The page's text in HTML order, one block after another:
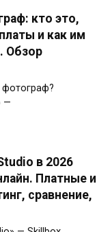
кто это,
и как им
Обзор
—
в 2026
Платные и
сравнение,